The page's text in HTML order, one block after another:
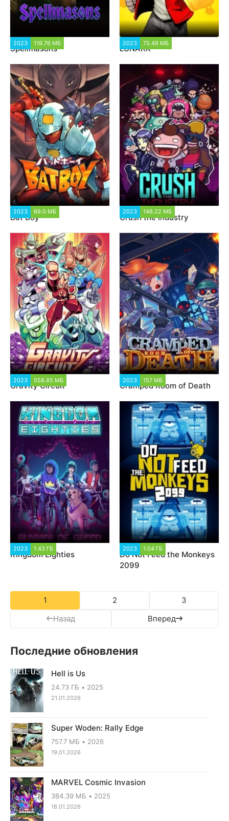
2023 119.76 МБ
Spellmasons
2023 75.49 МБ
LUNARK
2023 69.0 МБ
Bat Boy
2023 148.22 МБ
Crush the Industry
2023 558.85 МБ
Gravity Circuit
2023 157 МБ
Cramped Room of Death
2023 1.43 ГБ
Kingdom Eighties
2023 1.04 ГБ
Do Not Feed the Monkeys
2099
Назад
1 2
3
Вперед
Последние обновления
Hell is Us
24.73 ГБ 2025
21.01.2026
Super Woden: Rally Edge
757.7 МБ 2026
19.01.2026
MARVEL Cosmic Invasion
384.39 МБ 2025
18.01.2026